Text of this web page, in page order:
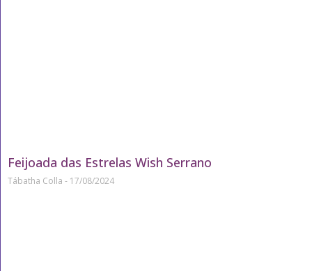
Feijoada das Estrelas Wish Serrano
Tábatha Colla 17/08/2024